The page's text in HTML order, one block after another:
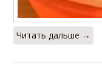
Читать дальше →